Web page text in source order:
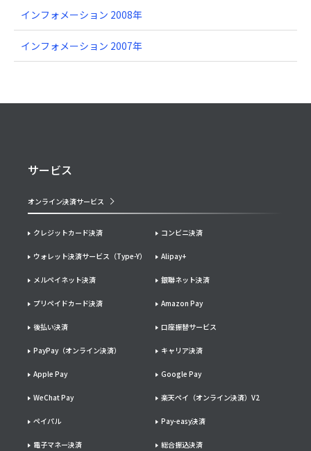
インフォメーション 2008年
インフォメーション 2007年
サービス
オンライン決済サービス
クレジットカード決済 コンビニ決済
後払い決済
ペイパル
メルペイネット決済 銀聯ネット決済
プリペイドカード決済 Amazon Pay
Apple Pay
口座振替サービス
PayPay（オンライン決済） キャリア決済
ウォレット決済サービス（Type-Y） Alipay+
WeChat Pay 楽天ペイ（オンライン決済）V2
Google Pay
Pay-easy決済
電子マネー決済 総合振込決済